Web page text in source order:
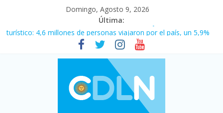
Domingo, Agosto 9, 2026
Última:
Vacaciones de invierno con más movimiento y consumo
turístico: 4,6 millones de personas viajaron por el país, un 5,9%
Fuerte caída de la venta de autos usados en julio: bajó un 12,6%
El agro argentino logró un récord histórico de exportaciones en
el primer semestre de 2026
La morosidad alcanzó su nivel más alto en dos décadas y ya